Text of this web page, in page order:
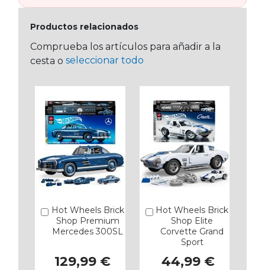
Productos relacionados
Comprueba los artículos para añadir a la
cesta o seleccionar todo
Hot Wheels Brick
Shop Premium
Mercedes 300SL
129,99 €
Añadir
Hot Wheels Brick
Shop Elite
Corvette Grand
Sport
44,99 €
Añadir